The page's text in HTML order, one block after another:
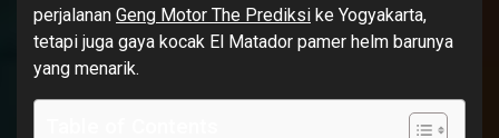
perjalanan Geng Motor The Prediksi ke Yogyakarta,
tetapi juga gaya kocak El Matador pamer helm barunya
yang menarik.